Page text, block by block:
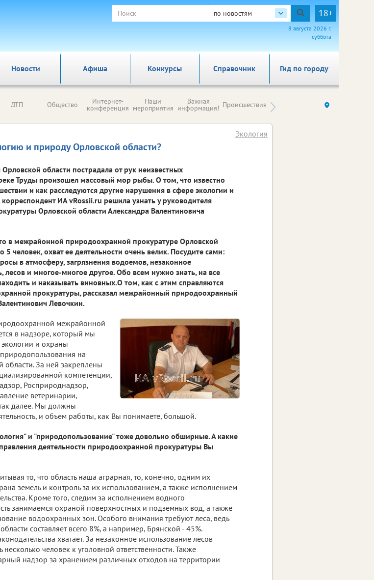
по новостям 18+
8 августа 2026 г.
суббота
Новости Афиша Справочник Гид по городу
Конкурсы
ДТП Общество Интернет-
конференция
Наши
мероприятия
Важная
информация! Происшествия Здоровье компаний (на
и природу Орловской области?
Экология
области пострадала от рук неизвестных
Труды произошел массовый мор рыбы. О том, что известно
и как расследуются другие нарушения в сфере экологии и
ИА vRossii.ru решила узнать у руководителя
Орловской области Александра Валентиновича
в межрайонной природоохранной прокуратуре Орловской
5 человек, охват ее деятельности очень велик. Посудите сами:
в атмосферу, загрязнения водоемов, незаконное
лесов и многое-многое другое. Обо всем нужно знать, на все
и наказывать виновных.О том, как с этим справляются
прокуратуры, рассказал межрайонный природоохранный
Левочкин.
межрайонной
в надзоре, который мы
и охраны
на
области. За ней закреплены
компетенции,
Росприроднадзор,
ветеринарии,
далее. Мы должны
и объем работы, как Вы понимаете, большой.
и "природопользование" тоже довольно обширные. А какие
деятельности природоохранной прокуратуры Вы
то, что область наша аграрная, то, конечно, одним их
земель и контроль за их использованием, а также исполнением
Кроме того, следим за исполнением водного
занимаемся охраной поверхностных и подземных вод, а также
водоохранных зон. Особого внимания требуют леса, ведь
составляет всего 8%, а например, Брянской - 45%.
хватает. За незаконное использование лесов
человек к уголовной ответственности. Также
надзор за хранением различных отходов на территории